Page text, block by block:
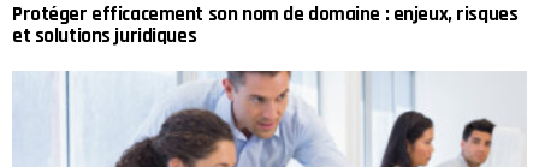
Protéger efficacement son nom de domaine : enjeux, risques
et solutions juridiques